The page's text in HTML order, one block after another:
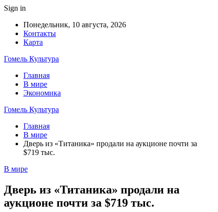
Sign in
Понедельник, 10 августа, 2026
Контакты
Карта
Гомель Культура
Главная
В мире
Экономика
Гомель Культура
Главная
В мире
Дверь из «Титаника» продали на аукционе почти за
$719 тыс.
В мире
Дверь из «Титаника» продали на
аукционе почти за $719 тыс.